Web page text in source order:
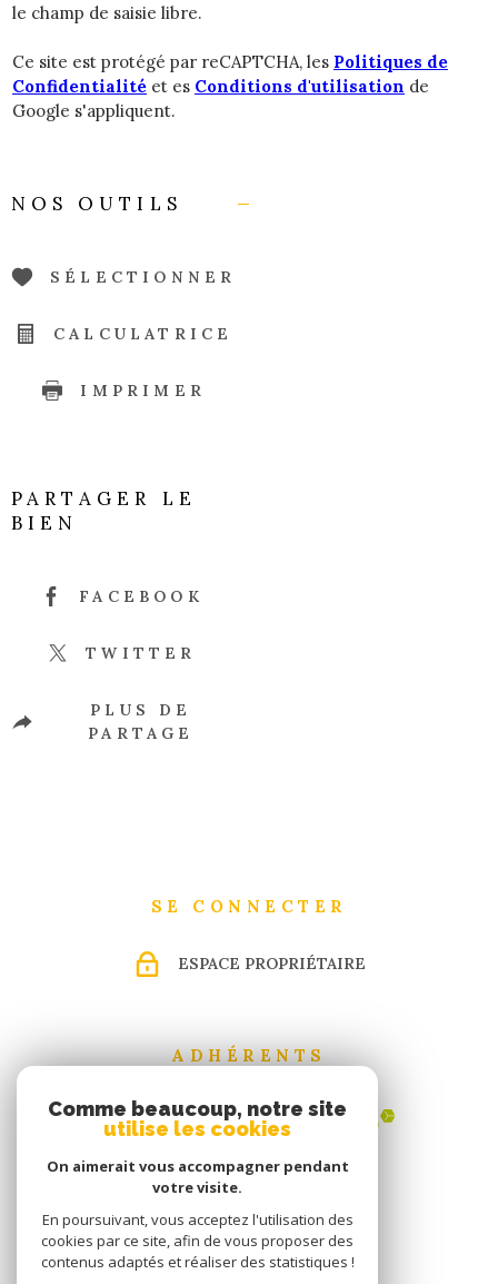
le champ de saisie libre.
Ce site est protégé par reCAPTCHA, les Politiques de
Confidentialité et es Conditions d'utilisation de
Google s'appliquent.
NOS OUTILS
SÉLECTIONNER
CALCULATRICE
IMPRIMER
PARTAGER LE
BIEN
FACEBOOK
TWITTER
PLUS DE
PARTAGE
SE CONNECTER
ESPACE PROPRIÉTAIRE
ADHÉRENTS
Comme beaucoup, notre site
utilise les cookies
On aimerait vous accompagner pendant
votre visite.
En poursuivant, vous acceptez l'utilisation des
cookies par ce site, afin de vous proposer des
contenus adaptés et réaliser des statistiques !